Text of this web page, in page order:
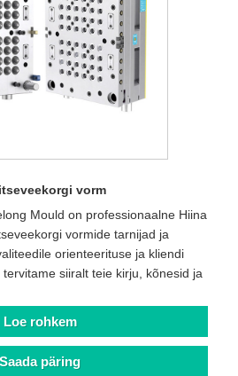
vorm
Mould on professionaalne Hiina
vormide tarnijad ja
orienteerituse ja kliendi
siiralt teie kirju, kõnesid ja
Loe rohkem
Saada päring